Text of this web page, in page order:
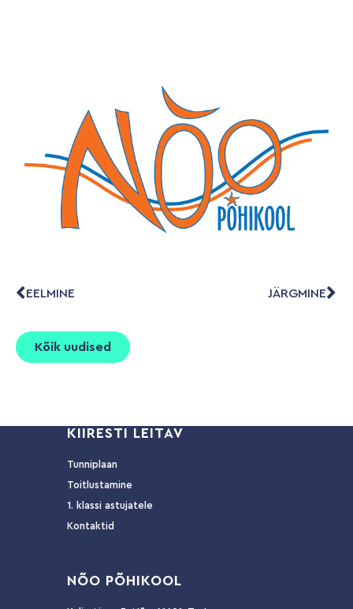
EELMINE JÄRGMINE
Kõik uudised
KIIRESTI LEITAV
Tunniplaan
Toitlustamine
1. klassi astujatele
Kontaktid
NÕO PÕHIKOOL